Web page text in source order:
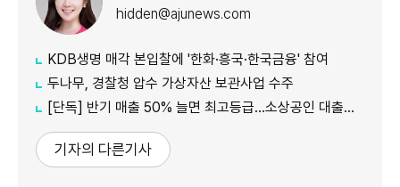
hidden@ajunews.com
KDB생명 매각 본입찰에 '한화·흥국·한국금융' 참여
두나무, 경찰청 압수 가상자산 보관사업 수주
[단독] 반기 매출 50% 늘면 최고등급…소상공인 대출에 성장성 반영
기자의 다른기사